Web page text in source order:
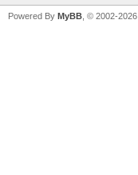
Powered By MyBB , © 2002-2026